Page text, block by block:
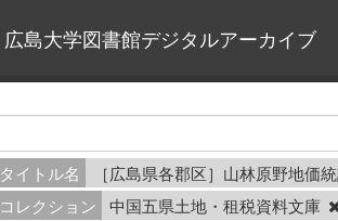
広島大学図書館デジタルアーカイブ
タイトル名
［広島県各郡区］山林原野地価
コレクション
中国五県土地・租税資料文庫